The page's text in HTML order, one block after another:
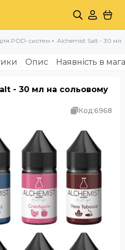
POD-систем Alchemist Salt - 30 мл
Опис Наявність в
- 30 мл на сольовому
Код:6968